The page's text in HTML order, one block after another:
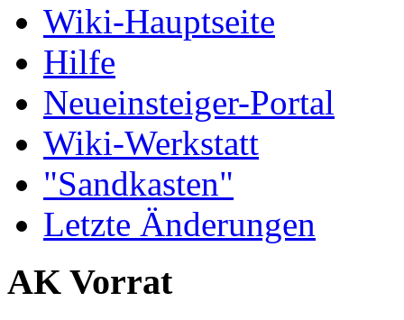
Wiki-Hauptseite
Hilfe
Neueinsteiger-Portal
Wiki-Werkstatt
"Sandkasten"
Letzte Änderungen
AK Vorrat